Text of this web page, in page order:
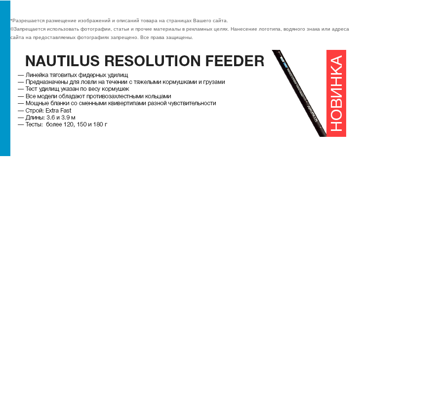
*Разрешается размещение изображений и описаний товара на страницах Вашего сайта.
©Запрещается использовать фотографии, статьи и прочие материалы в рекламных целях. Нанесение логотипа, водяного знака или адреса
сайта на предоставляемых фотографиях запрещено. Все права защищены.